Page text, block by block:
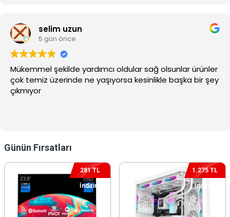
Günün Fırsatları
281 TL
İndirim
1.275 TL
İndirim